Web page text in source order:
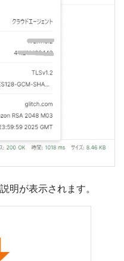
明が表示されます。